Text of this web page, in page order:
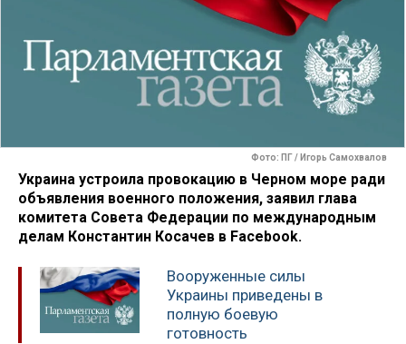
Фото: ПГ / Игорь Самохвалов
Украина устроила провокацию в Черном море ради
объявления военного положения, заявил глава
комитета Совета Федерации по международным
делам Константин Косачев в Facebook.
Вооруженные силы
Украины приведены в
полную боевую
готовность